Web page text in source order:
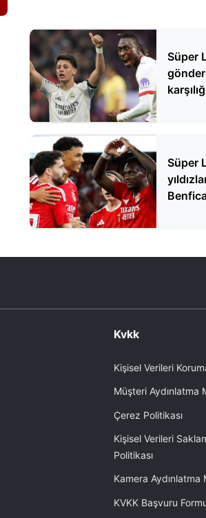
Süper
Süper
Kvkk
Kişisel Verileri
Müşteri Aydınlatma
Çerez Politikası
Kişisel Verileri
Politikası
Kamera Aydınlatma
KVKK Başvuru